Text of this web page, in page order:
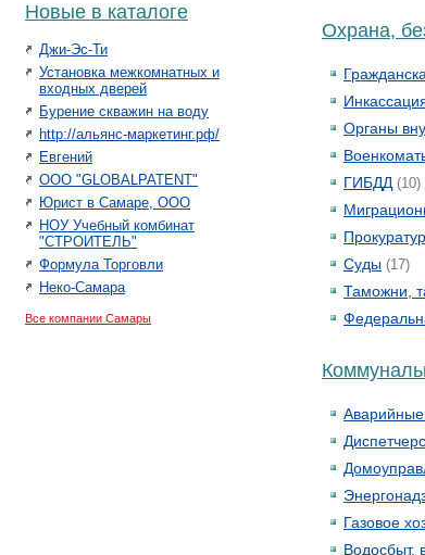
Новые в каталоге
Джи-Эс-Ти
Установка межкомнатных и
входных дверей
Бурение скважин на воду
http://альянс-маркетинг.рф/
Евгений
ООО "GLOBALPATENT"
Юрист в Самаре, ООО
НОУ Учебный комбинат
"СТРОИТЕЛЬ"
Формула Торговли
Неко-Самара
Все компании Самары
Охрана,
Органы
ГИБДД(10)
Суды (17)
Таможни,
Газовое
Водосбыт,